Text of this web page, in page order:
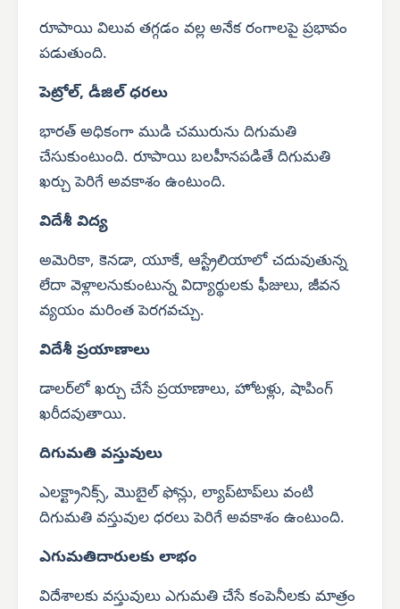
రూపాయి విలువ తగ్గడం వల్ల అనేక రంగాలపై ప్రభావం
పడుతుంది.
పెట్రోల్, డీజిల్ ధరలు
భారత్ అధికంగా ముడి చమురును దిగుమతి
చేసుకుంటుంది. రూపాయి బలహీనపడితే దిగుమతి
ఖర్చు పెరిగే అవకాశం ఉంటుంది.
విదేశీ విద్య
అమెరికా, కెనడా, యూకే, ఆస్ట్రేలియాలో చదువుతున్న
లేదా వెళ్లాలనుకుంటున్న విద్యార్థులకు ఫీజులు, జీవన
వ్యయం మరింత పెరగవచ్చు.
విదేశీ ప్రయాణాలు
డాలర్‌లో ఖర్చు చేసే ప్రయాణాలు, హోటళ్లు, షాపింగ్
ఖరీదవుతాయి.
దిగుమతి వస్తువులు
ఎలక్ట్రానిక్స్, మొబైల్ ఫోన్లు, ల్యాప్‌టాప్‌లు వంటి
దిగుమతి వస్తువుల ధరలు పెరిగే అవకాశం ఉంటుంది.
ఎగుమతిదారులకు లాభం
విదేశాలకు వస్తువులు ఎగుమతి చేసే కంపెనీలకు మాత్రం